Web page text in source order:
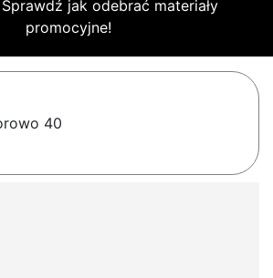
Sprawdź jak odebrać materiały
promocyjne!
40